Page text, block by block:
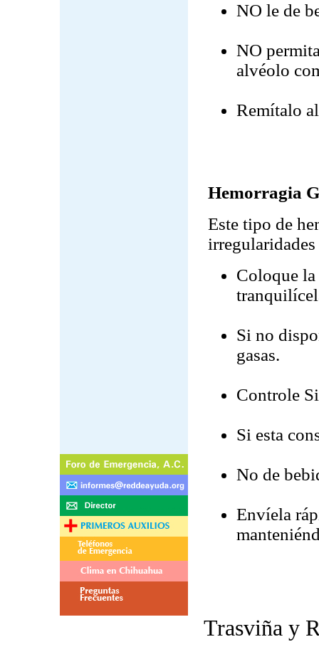
NO le de
NO
alvéolo
Remítalo
Hemorragia
Este tipo de
Coloque
Si no
gasas.
Controle
Si esta
No de
Envíela
Trasviña y